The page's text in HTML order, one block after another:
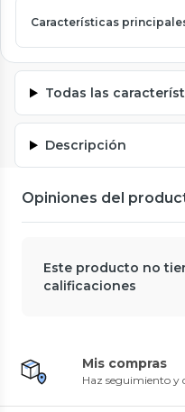
Características
Todas las
Descripción
Opiniones del
Este producto no
calificaciones
Mis compras
Haz seguimiento y